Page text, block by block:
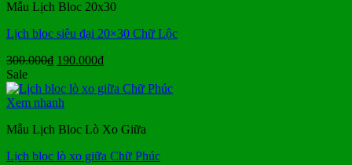
Mẫu Lịch Bloc 20x30
Lịch bloc siêu đại 20×30 Chữ Lộc
300.000₫ Giá
là:
300.000₫.
190.000₫Giá
tại
Sale
Xem nhanh
Mẫu Lịch Bloc Lò Xo Giữa
Lịch bloc lò xo giữa Chữ Phúc